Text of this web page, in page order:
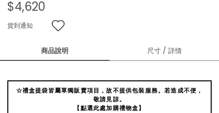
$4,620
貨到通知
商品說明 尺寸 / 詳情
☆禮盒提袋皆屬單獨販賣項目，故不提供包裝服務。若造成不便，
敬請見諒。
【點選此處加購禮物盒】